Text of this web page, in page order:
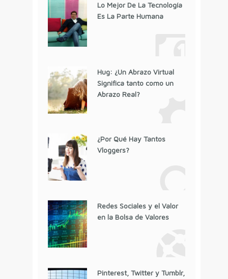
Lo Mejor De La Tecnología
Es La Parte Humana
Hug: ¿Un Abrazo Virtual
Significa tanto como un
Abrazo Real?
¿Por Qué Hay Tantos
Vloggers?
Redes Sociales y el Valor
en la Bolsa de Valores
Pinterest, Twitter y Tumblr,